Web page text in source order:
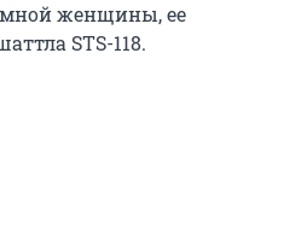
женщины, ее
STS-118.